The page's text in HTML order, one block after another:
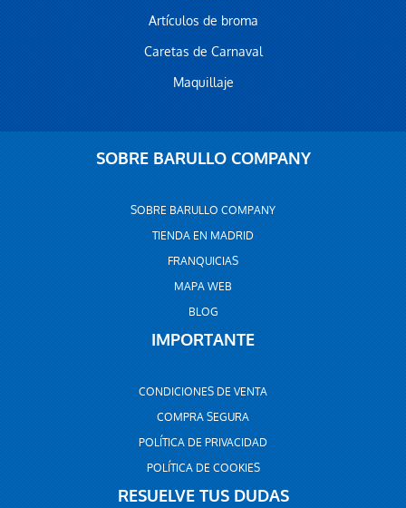
Artículos de broma
Caretas de Carnaval
Maquillaje
SOBRE BARULLO COMPANY
SOBRE BARULLO COMPANY
TIENDA EN MADRID
FRANQUICIAS
MAPA WEB
BLOG
IMPORTANTE
CONDICIONES DE VENTA
COMPRA SEGURA
POLÍTICA DE PRIVACIDAD
POLÍTICA DE COOKIES
RESUELVE TUS DUDAS